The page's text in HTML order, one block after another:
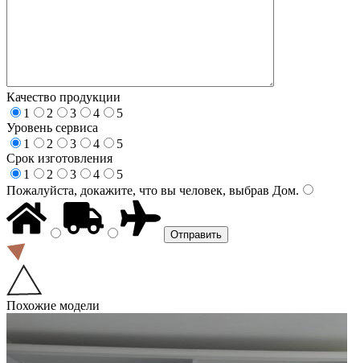
Качество продукции
1
2 3 4
5
Уровень сервиса
1
2 3 4
5
Срок изготовления
1
2 3 4
5
Пожалуйста, докажите, что вы человек, выбрав Дом.
Похожие модели